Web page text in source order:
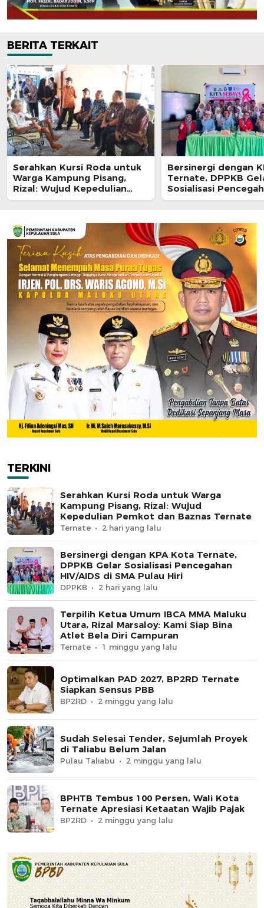
BERITA TERKAIT
Serahkan Kursi Roda untuk
Warga Kampung Pisang,
Rizal: Wujud Kepedulian
Pemkot dan Baznas Ternate
Bersinergi dengan
Ternate, DPPKB
Sosialisasi
HIV/AIDS di SMA
TERKINI
Serahkan Kursi Roda untuk Warga
Kampung Pisang, Rizal: Wujud
Kepedulian Pemkot dan Baznas Ternate
Ternate 2 hari yang lalu
Bersinergi dengan KPA Kota Ternate,
DPPKB Gelar Sosialisasi Pencegahan
HIV/AIDS di SMA Pulau Hiri
DPPKB 2 hari yang lalu
Terpilih Ketua Umum IBCA MMA Maluku
Utara, Rizal Marsaloy: Kami Siap Bina
Atlet Bela Diri Campuran
Ternate 1 minggu yang lalu
Optimalkan PAD 2027, BP2RD Ternate
Siapkan Sensus PBB
BP2RD 2 minggu yang lalu
Sudah Selesai Tender, Sejumlah Proyek
di Taliabu Belum Jalan
Pulau Taliabu 2 minggu yang lalu
BPHTB Tembus 100 Persen, Wali Kota
Ternate Apresiasi Ketaatan Wajib Pajak
BP2RD 2 minggu yang lalu